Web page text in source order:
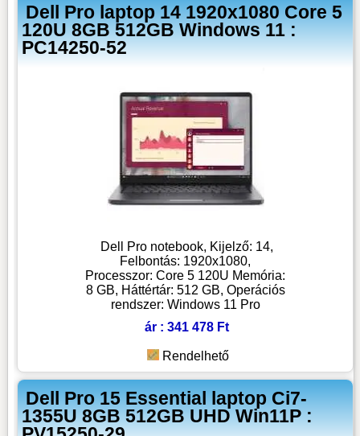
Dell Pro laptop 14 1920x1080 Core 5
120U 8GB 512GB Windows 11 :
PC14250-52
Dell Pro notebook, Kijelző: 14,
Felbontás: 1920x1080,
Processzor: Core 5 120U Memória:
8 GB, Háttértár: 512 GB, Operációs
rendszer: Windows 11 Pro
ár : 341 478 Ft
Rendelhető
Dell Pro 15 Essential laptop Ci7-
1355U 8GB 512GB UHD Win11P :